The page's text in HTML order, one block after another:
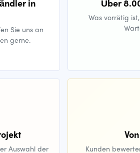
in
Sie uns an
gerne.
Über
Was vorrätig
Auswahl der Kunden